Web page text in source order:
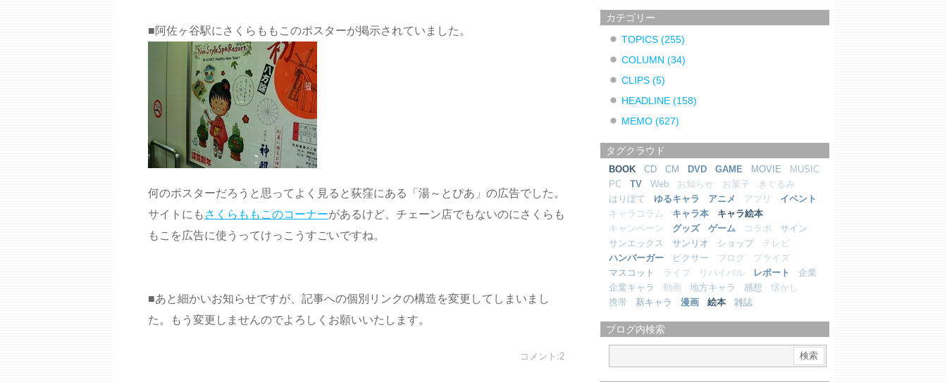
■阿佐ヶ谷駅にさくらももこのポスターが掲示されていました。
何のポスターだろうと思ってよく見ると荻窪にある「湯～とぴあ」の広告でした。
サイトにも さくらももこのコーナーがあるけど、チェーン店でもないのにさくらも
もこを広告に使うってけっこうすごいですね。
■あと細かいお知らせですが、記事への個別リンクの構造を変更してしまいまし
た。もう変更しませんのでよろしくお願いいたします。
コメント:2
カテゴリー
TOPICS(255)
COLUMN(34)
CLIPS(5)
HEADLINE(158)
MEMO(627)
タグクラウド
BOOK CD CM DVD GAME MOVIE
MUSIC
PC
TV Web お知らせ お菓子
きぐるみ
はりぼて
ゆるキャラ アニメ アプリ
イベント
キャラコラム
キャラ本
キャラ絵本
キャンペーン
グッズ ゲーム コラボ
サイン
サンエックス
サンリオ ショップ
テレビ
ハンバーガー
ピクサー ブログ
プライズ
マスコット
ライブ リバイバル レポート
企業
企業キャラ
動画 地方キャラ 感想
懐かし
携帯
新キャラ 漫画 絵本 雑誌
ブログ内検索